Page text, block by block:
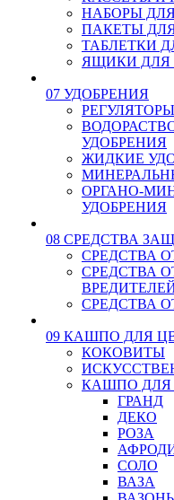
НАБОРЫ
ПАКЕТЫ
ТАБЛЕТКИ
ЯЩИКИ ДЛЯ
07 УДОБРЕНИЯ
УДОБРЕНИЯ
ЖИДКИЕ
ОРГАНО-
УДОБРЕНИЯ
08 СРЕДСТВА
СРЕДСТВА
СРЕДСТВА
СРЕДСТВА
09 КАШПО ДЛЯ
КОКОВИТЫ
КАШПО ДЛЯ
ГРАНД
ДЕКО
РОЗА
СОЛО
ВАЗА